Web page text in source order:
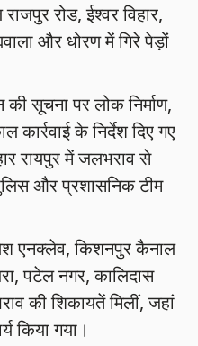
रोड, ईश्वर विहार,
और धोरण में गिरे पेड़ों
सूचना पर लोक निर्माण,
कार्रवाई के निर्देश दिए गए
रायपुर में जलभराव से
और प्रशासनिक टीम
एनक्लेव, किशनपुर कैनाल
पटेल नगर, कालिदास
की शिकायतें मिलीं, जहां
किया गया।